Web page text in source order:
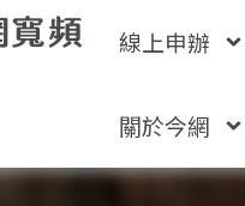
線上申辦
關於今網